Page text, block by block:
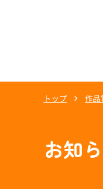
トップ 作品
お知